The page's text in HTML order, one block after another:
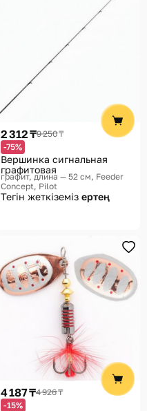
2 312 ₸9 250 ₸
-75%
Вершинка сигнальная
графитовая
графит, длина — 52 см Feeder
Concept, Pilot
Тегін жеткіземіз ертең
4 187 ₸4 926 ₸
-15%